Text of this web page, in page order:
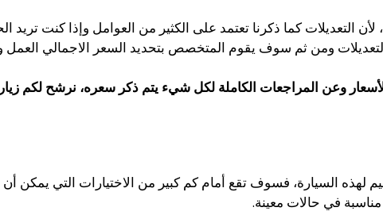
لأن التعديلات كما ذكرنا تعتمد على الكثير من العوامل وإذا كنت
ومن ثم سوف يقوم المتخصص بتحديد السعر الاجمالي العمل
وعن المراجعات الكاملة لكل شيء يتم ذكر سعره، نرشح لكم
لهذه السيارة، فسوف تقع أمام كم كبير من الاختيارات التي يمكن
في حالات معينة.